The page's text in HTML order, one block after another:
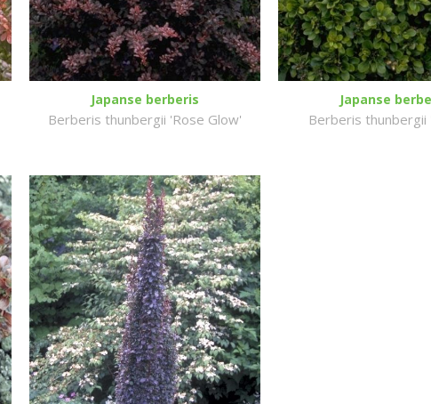
Japanse berberis
Berberis thunbergii 'Rose Glow'
Japanse
Berberis thunbergii